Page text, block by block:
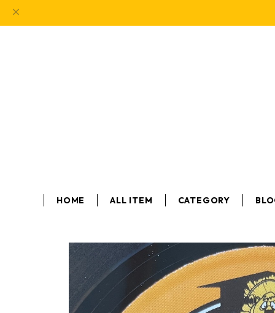
HOME ALL ITEM CATEGORY